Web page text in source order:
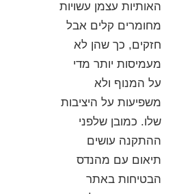
האותיות עצמן עשויות
מחומרים קלים אבל
חזקים, כך שהן לא
מעמיסות יותר מדי
על המנוף ולא
משפיעות על היציבות
שלו. כמובן שלפני
ההתקנה עושים
תיאום עם מהנדס
הבטיחות באתר